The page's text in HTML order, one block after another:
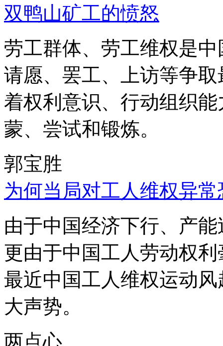
双鸭山矿工的愤怒
劳工群体、劳工维权是
请愿、罢工、上访等争
着权利意识、行动组织
蒙、尝试和锻炼。
郭宝胜
为何当局对工人维权异
由于中国经济下行、产
更由于中国工人劳动权
最近中国工人维权运动
大声势。
两点心